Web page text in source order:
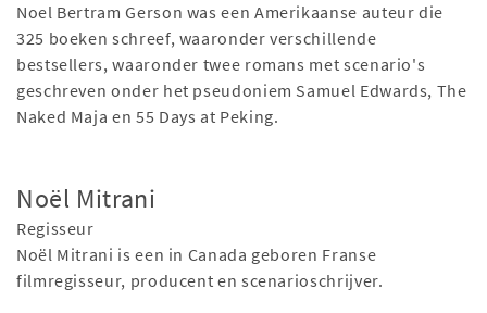
Noel Bertram Gerson was een Amerikaanse auteur die
325 boeken schreef, waaronder verschillende
bestsellers, waaronder twee romans met scenario's
geschreven onder het pseudoniem Samuel Edwards, The
Naked Maja en 55 Days at Peking.
Noël Mitrani
Regisseur
Noël Mitrani is een in Canada geboren Franse
filmregisseur, producent en scenarioschrijver.